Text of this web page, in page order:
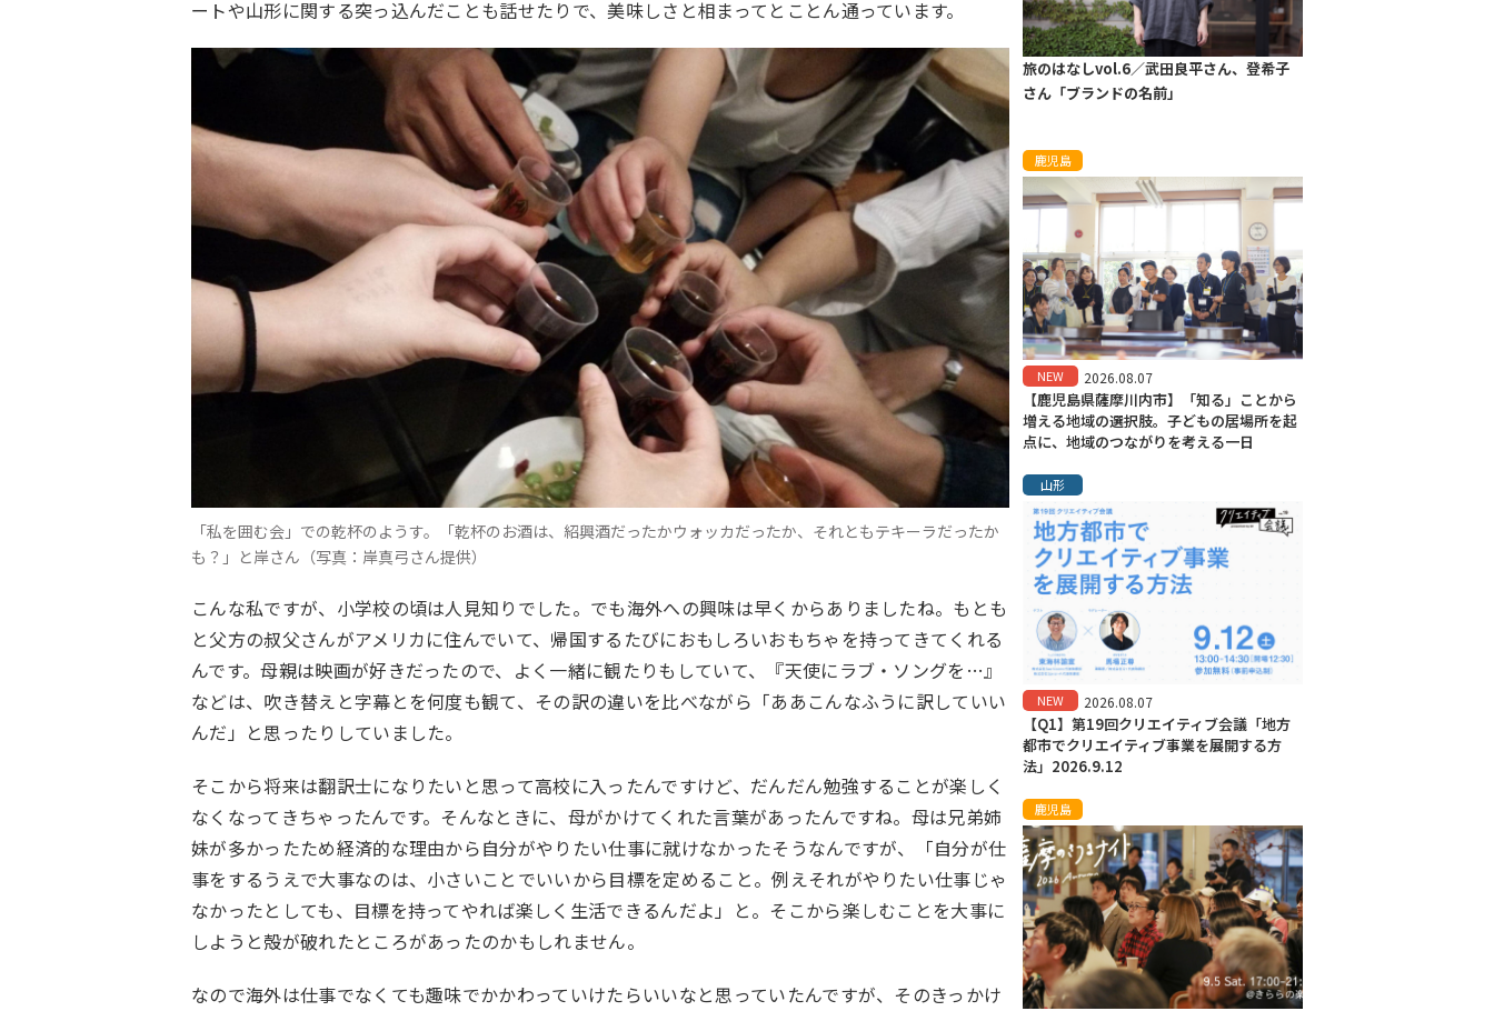
ートや山形に関する突っ込んだことも話せたりで、美味しさと相まってとことん通っています。
「私を囲む会」での乾杯のようす。「乾杯のお酒は、紹興酒だったかウォッカだったか、それともテキーラだったか
も？」と岸さん（写真：岸真弓さん提供）
こんな私ですが、小学校の頃は人見知りでした。でも海外への興味は早くからありましたね。もとも
と父方の叔父さんがアメリカに住んでいて、帰国するたびにおもしろいおもちゃを持ってきてくれる
んです。母親は映画が好きだったので、よく一緒に観たりもしていて、『天使にラブ・ソングを …』
などは、吹き替えと字幕とを何度も観て、その訳の違いを比べながら「ああこんなふうに訳していい
んだ」と思ったりしていました。
そこから将来は翻訳士になりたいと思って高校に入ったんですけど、だんだん勉強することが楽しく
なくなってきちゃったんです。そんなときに、母がかけてくれた言葉があったんですね。母は兄弟姉
妹が多かったため経済的な理由から自分がやりたい仕事に就けなかったそうなんですが、「自分が仕
事をするうえで大事なのは、小さいことでいいから目標を定めること。例えそれがやりたい仕事じゃ
なかったとしても、目標を持ってやれば楽しく生活できるんだよ」と。そこから楽しむことを大事に
しようと殻が破れたところがあったのかもしれません。
なので海外は仕事でなくても趣味でかかわっていけたらいいなと思っていたんですが、そのきっかけ
旅のはなしvol.6／武田良平さん、登希子
さん「ブランドの名前」
鹿児島
NEW 2026.08.07
【鹿児島県薩摩川内市】「知る」ことから
増える地域の選択肢。子どもの居場所を起
点に、地域のつながりを考える一日
山形
NEW 2026.08.07
【Q1】第19回クリエイティブ会議「地方
都市でクリエイティブ事業を展開する方
法」2026.9.12
鹿児島